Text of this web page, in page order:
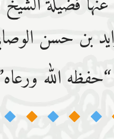
بن حسن
“حفظه ﷲ